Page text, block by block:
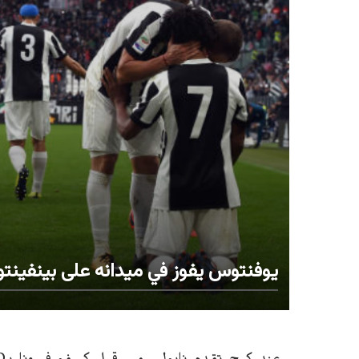
يوفنتوس يفوز في ميدانه على بينفينتو 2 - 1 في الجولة 12 من الدوري